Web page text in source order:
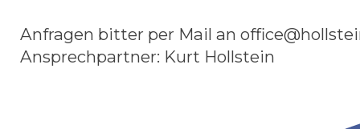
Anfragen bitter per Mail an
Ansprechpartner: Kurt Hollstein